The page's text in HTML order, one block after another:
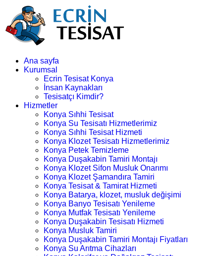
Ana sayfa
Kurumsal
Ecrin Tesisat Konya
İnsan Kaynakları
Tesisatçı Kimdir?
Hizmetler
Konya Sıhhi Tesisat
Konya Su Tesisatı Hizmetlerimiz
Konya Sıhhi Tesisat Hizmeti
Konya Klozet Tesisatı Hizmetlerimiz
Konya Petek Temizleme
Konya Duşakabin Tamiri Montajı
Konya Klozet Sifon Musluk Onarımı
Konya Klozet Şamandıra Tamiri
Konya Tesisat & Tamirat Hizmeti
Konya Batarya, klozet, musluk değişimi
Konya Banyo Tesisatı Yenileme
Konya Mutfak Tesisatı Yenileme
Konya Duşakabin Tesisatı Hizmeti
Konya Musluk Tamiri
Konya Duşakabin Tamiri Montajı Fiyatları
Konya Su Arıtma Cihazları